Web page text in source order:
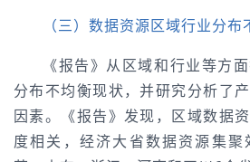
（三）数据资源区域行业分布
《报告》从区域和行业等方
分布不均衡现状，并研究分析了
因素。《报告》发现，区域数据
度相关，经济大省数据资源集